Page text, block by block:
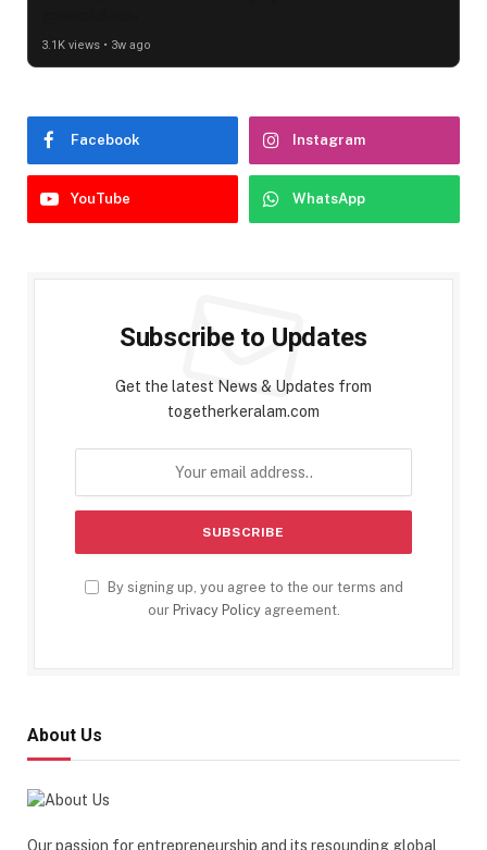
3.1K views • 3w ago
Facebook Instagram
YouTube WhatsApp
Subscribe to Updates
Get the latest News & Updates from
togetherkeralam.com
By signing up, you agree to the our terms and
our Privacy Policyagreement.
About Us
Our passion for entrepreneurship and its resounding global